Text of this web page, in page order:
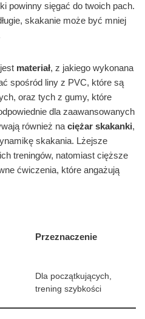
powinny sięgać do twoich pach.
skakanie może być mniej
materiał, z jakiego wykonana
spośród liny z PVC, które są
oraz tych z gumy, które
dla zaawansowanych
również na ciężar skakanki,
skakania. Lżejsze
treningów, natomiast cięższe
ćwiczenia, które angażują
Przeznaczenie
Dla początkujących,
trening szybkości